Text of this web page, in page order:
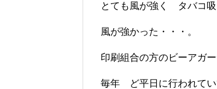
とても風が強く タバコ
風が強かった・・・。
印刷組合の方のビーアガ
毎年 ど平日に行われてい